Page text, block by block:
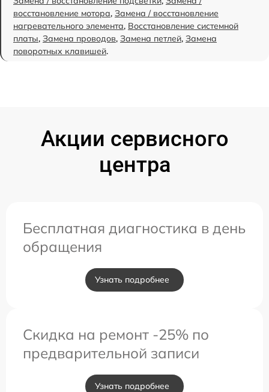
восстановление мотора, Замена / восстановление
нагревательного элемента, Восстановление системной
платы, Замена проводов, Замена петлей, Замена
поворотных клавишей.
Акции сервисного
центра
Бесплатная диагностика в день
обращения
Узнать подробнее
Скидка на ремонт -25% по
предварительной записи
Узнать подробнее